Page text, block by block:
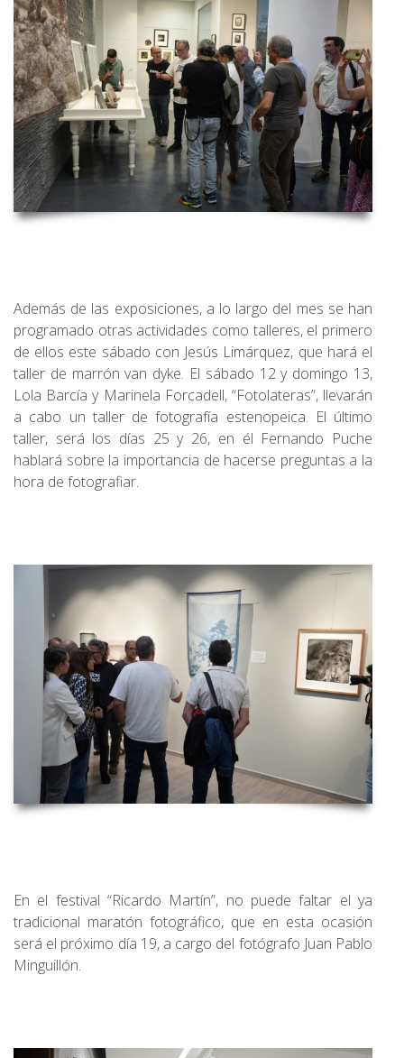
Además de las exposiciones, a lo largo del mes se han
programado otras actividades como talleres, el primero
de ellos este sábado con Jesús Limárquez, que hará el
taller de marrón van dyke. El sábado 12 y domingo 13,
Lola Barcía y Marinela Forcadell, “Fotolateras”, llevarán
a cabo un taller de fotografía estenopeica. El último
taller, será los días 25 y 26, en él Fernando Puche
hablará sobre la importancia de hacerse preguntas a la
hora de fotografiar.
En el festival “Ricardo Martín”, no puede faltar el ya
tradicional maratón fotográfico, que en esta ocasión
será el próximo día 19, a cargo del fotógrafo Juan Pablo
Minguillón.